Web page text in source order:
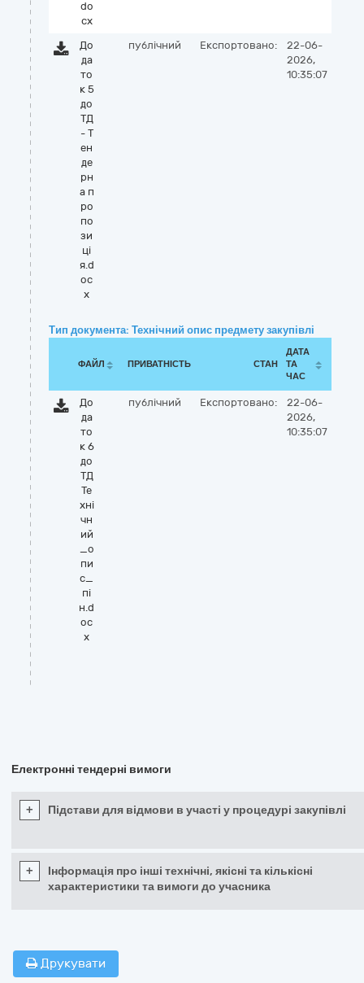
do
cx
До
да
то
к 5
до
ТД
- Т
ен
де
рн
а п
ро
по
зи
ці
я.d
oc
x
публічний Експортовано:
22-06-
2026,
10:35:07
Тип документа: Технічний опис предмету закупівлі
ФАЙЛ ПРИВАТНІСТЬ СТАН
ДАТА
ТА
ЧАС
До
да
то
к 6
до
ТД
Те
хні
чн
ий
_о
пи
с_
пі
н.d
oc
x
публічний Експортовано:
22-06-
2026,
10:35:07
Електронні тендерні вимоги
+ Підстави для відмови в участі у процедурі закупівлі
+
Інформація про інші технічні, якісні та кількісні
характеристики та вимоги до учасника
Друкувати